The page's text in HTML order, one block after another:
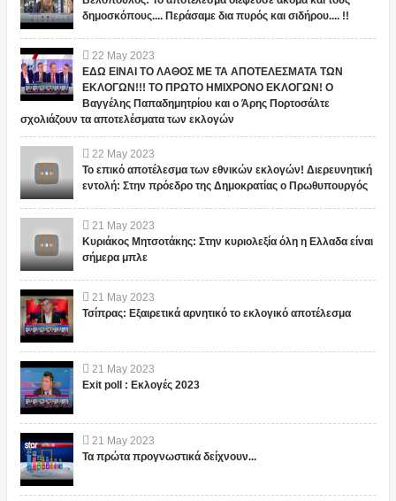
δημοσκόπους.... Περάσαμε δια πυρός και σιδήρου.... !!
22 May 2023
ΕΔΩ ΕΙΝΑΙ ΤΟ ΛΑΘΟΣ ΜΕ ΤΑ ΑΠΟΤΕΛΕΣΜΑΤΑ ΤΩΝ
ΕΚΛΟΓΩΝ!!! ΤΟ ΠΡΩΤΟ ΗΜΙΧΡΟΝΟ ΕΚΛΟΓΩΝ! Ο
Βαγγέλης Παπαδημητρίου και ο Άρης Πορτοσάλτε
σχολιάζουν τα αποτελέσματα των εκλογών
22 May 2023
Το επικό αποτέλεσμα των εθνικών εκλογών! Διερευνητική
εντολή: Στην πρόεδρο της Δημοκρατίας ο Πρωθυπουργός
21 May 2023
Κυριάκος Μητσοτάκης: Στην κυριολεξία όλη η Ελλαδα είναι
σήμερα μπλε
21 May 2023
Τσίπρας: Εξαιρετικά αρνητικό το εκλογικό αποτέλεσμα
21 May 2023
Exit poll : Εκλογές 2023
21 May 2023
Τα πρώτα προγνωστικά δείχνουν...